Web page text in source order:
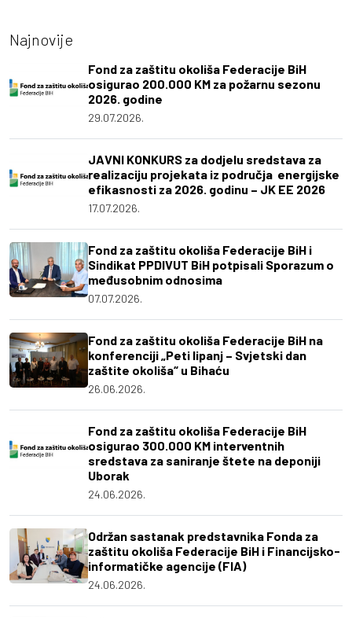
Najnovije
Fond za zaštitu okoliša Federacije BiH
osigurao 200.000 KM za požarnu sezonu
2026. godine
29.07.2026.
JAVNI KONKURS za dodjelu sredstava za
realizaciju projekata iz područja energijske
efikasnosti za 2026. godinu – JK EE 2026
17.07.2026.
Fond za zaštitu okoliša Federacije BiH i
Sindikat PPDIVUT BiH potpisali Sporazum o
međusobnim odnosima
07.07.2026.
Fond za zaštitu okoliša Federacije BiH na
konferenciji „Peti lipanj – Svjetski dan
zaštite okoliša“ u Bihaću
26.06.2026.
Fond za zaštitu okoliša Federacije BiH
osigurao 300.000 KM interventnih
sredstava za saniranje štete na deponiji
Uborak
24.06.2026.
Održan sastanak predstavnika Fonda za
zaštitu okoliša Federacije BiH i Financijsko-
informatičke agencije (FIA)
24.06.2026.